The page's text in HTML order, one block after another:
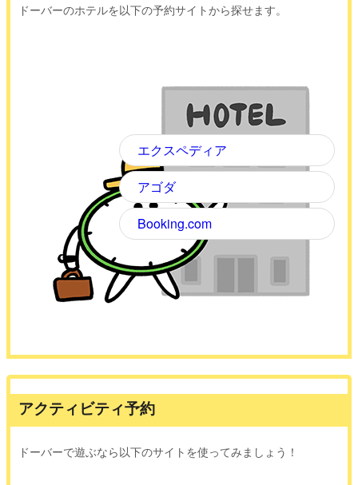
ドーバーのホテルを以下の予約サイトから探せます。
エクスペディア
アゴダ
Booking.com
アクティビティ予約
ドーバーで遊ぶなら以下のサイトを使ってみましょう！